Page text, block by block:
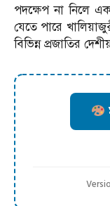
পদক্ষেপ না নিলে
যেতে পারে
বিভিন্ন প্রজাতির